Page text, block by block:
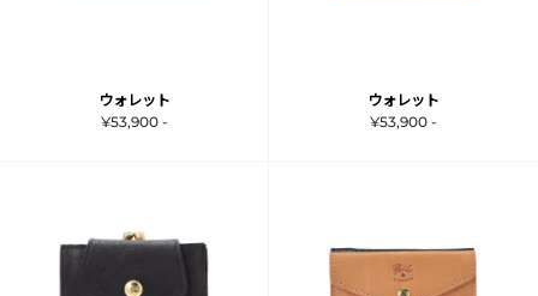
ウォレット
¥53,900 -
ウォレット
¥53,900 -